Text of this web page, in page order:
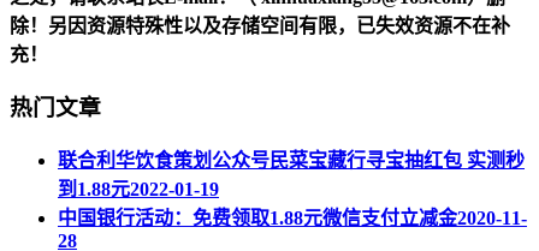
除！另因资源特殊性以及存储空间有限，已失效资源不在补
充！
热门文章
联合利华饮食策划公众号民菜宝藏行寻宝抽红包 实测秒
到1.88元2022-01-19
中国银行活动：免费领取1.88元微信支付立减金2020-11-
28